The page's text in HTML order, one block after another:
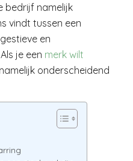
bedrijf namelijk
vindt tussen een
en
je een merk wilt
onderscheidend